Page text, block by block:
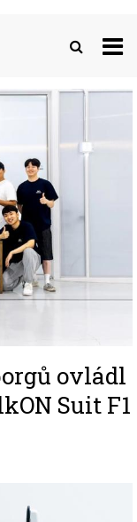
ovládl
Suit F1